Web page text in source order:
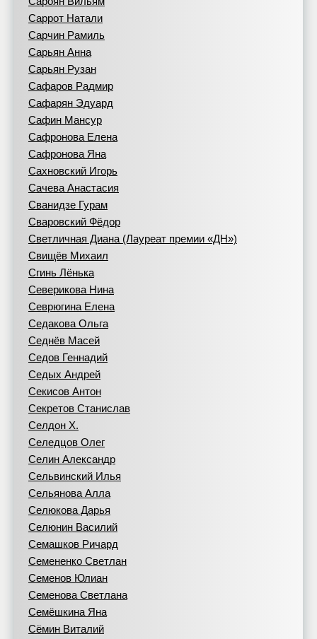
Саррот Натали
Сарчин Рамиль
Сарьян Анна
Сарьян Рузан
Сафаров Радмир
Сафарян Эдуард
Сафин Мансур
Сафронова Елена
Сафронова Яна
Сахновский Игорь
Сачева Анастасия
Сванидзе Гурам
Сваровский Фёдор
Светличная Диана (Лауреат премии «ДН»)
Свищёв Михаил
Сгинь Лёнька
Северикова Нина
Севрюгина Елена
Седакова Ольга
Седнёв Масей
Седов Геннадий
Седых Андрей
Секисов Антон
Секретов Станислав
Селдон Х.
Селедцов Олег
Селин Александр
Сельвинский Илья
Сельянова Алла
Селюкова Дарья
Селюнин Василий
Семашков Ричард
Семененко Светлан
Семенов Юлиан
Семенова Светлана
Семёшкина Яна
Сёмин Виталий